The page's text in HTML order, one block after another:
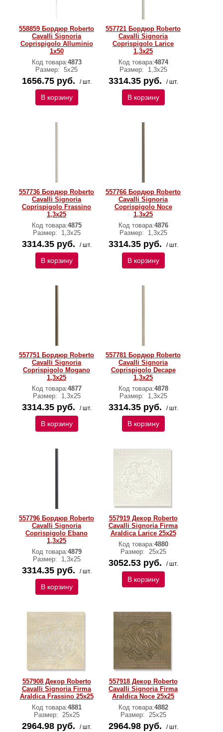
558859 Бордюр Roberto
Cavalli Signoria
Coprispigolo Alluminio
1x50
Код товара:4873
Размер: 5x25
1656.75 руб. / шт.
В корзину
557721 Бордюр Roberto
Cavalli Signoria
Coprispigolo Larice
1,3x25
Код товара:4874
Размер:
1,3x25
3314.35 руб. / шт.
В корзину
557736 Бордюр Roberto
Cavalli Signoria
Coprispigolo Frassino
1,3x25
Код товара:4875
Размер:
1,3x25
3314.35 руб. / шт.
В корзину
557766 Бордюр Roberto
Cavalli Signoria
Coprispigolo Noce
1,3x25
Код товара:4876
Размер:
1,3x25
3314.35 руб. / шт.
В корзину
557751 Бордюр Roberto
Cavalli Signoria
Coprispigolo Mogano
1,3x25
Код товара:4877
Размер:
1,3x25
3314.35 руб. / шт.
В корзину
557781 Бордюр Roberto
Cavalli Signoria
Coprispigolo Decape
1,3x25
Код товара:4878
Размер:
1,3x25
3314.35 руб. / шт.
В корзину
557796 Бордюр Roberto
Cavalli Signoria
Coprispigolo Ebano
1,3x25
Код товара:4879
Размер:
1,3x25
3314.35 руб. / шт.
В корзину
557919 Декор Roberto
Cavalli Signoria Firma
Araldica Larice 25x25
Код товара:4880
Размер: 25x25
3052.53 руб. / шт.
В корзину
557908 Декор Roberto
Cavalli Signoria Firma
Araldica Frassino 25x25
Код товара:4881
Размер: 25x25
2964.98 руб. / шт.
557918 Декор Roberto
Cavalli Signoria Firma
Araldica Noce 25x25
Код товара:4882
Размер: 25x25
2964.98 руб. / шт.